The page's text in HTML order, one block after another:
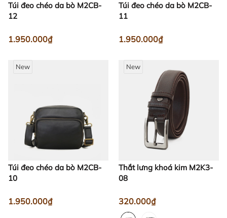
Túi đeo chéo da bò M2CB-
12
1.950.000₫
Túi đeo chéo da bò M2CB-
11
1.950.000₫
New
Túi đeo chéo da bò M2CB-
10
1.950.000₫
New
Thắt lưng khoá kim M2K3-
08
320.000₫